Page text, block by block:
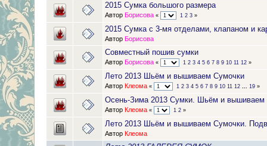
2015 Сумка большого размера
Автор Борисова « 1 2 3 »
2015 Сумка с 3-мя отделами, клапаном и
Автор Борисова
Совместный пошив сумки
Автор Борисова « 1 2 3 4 5 6 7 8 9 10 11 12 »
Лето 2013 Шьём и вышиваем Сумочки
Автор Клеома « 1 2 3 4 5 6 7 8 9 10 11 12 ... 19 »
Осень-Зима 2013 Сумки. Шьём и вышиваем
Автор Клеома « 1 2 »
Лето 2013 Шьём и вышиваем Сумочки.
Автор Клеома